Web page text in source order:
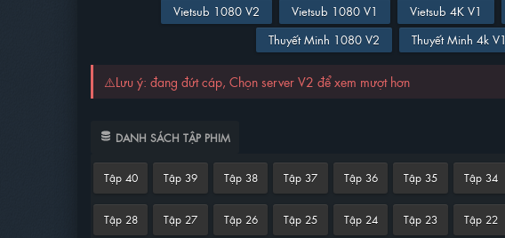
Vietsub 1080 V2 Vietsub 1080 V1 Vietsub 4K V1
Thuyết Minh 1080 V2
Thuyết Minh 4k V1
⚠️Lưu ý: đang đứt cáp, Chọn server V2 để xem mượt hơn
DANH SÁCH TẬP PHIM
Tập 40 Tập 39 Tập 38 Tập 37 Tập 36 Tập 35 Tập 34
Tập 28 Tập 27 Tập 26 Tập 25 Tập 24 Tập 23 Tập 22